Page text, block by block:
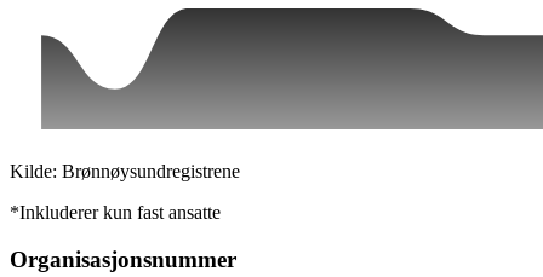
Kilde: Brønnøysundregistrene
*Inkluderer kun fast ansatte
Organisasjonsnummer